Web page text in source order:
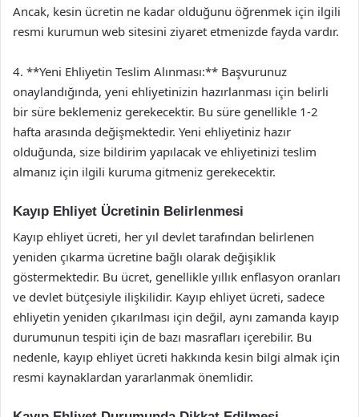
Ancak, kesin ücretin ne kadar olduğunu öğrenmek için ilgili
resmi kurumun web sitesini ziyaret etmenizde fayda vardır.
4. **Yeni Ehliyetin Teslim Alınması:** Başvurunuz
onaylandığında, yeni ehliyetinizin hazırlanması için belirli
bir süre beklemeniz gerekecektir. Bu süre genellikle 1-2
hafta arasında değişmektedir. Yeni ehliyetiniz hazır
olduğunda, size bildirim yapılacak ve ehliyetinizi teslim
almanız için ilgili kuruma gitmeniz gerekecektir.
Kayıp Ehliyet Ücretinin Belirlenmesi
Kayıp ehliyet ücreti, her yıl devlet tarafından belirlenen
yeniden çıkarma ücretine bağlı olarak değişiklik
göstermektedir. Bu ücret, genellikle yıllık enflasyon oranları
ve devlet bütçesiyle ilişkilidir. Kayıp ehliyet ücreti, sadece
ehliyetin yeniden çıkarılması için değil, aynı zamanda kayıp
durumunun tespiti için de bazı masrafları içerebilir. Bu
nedenle, kayıp ehliyet ücreti hakkında kesin bilgi almak için
resmi kaynaklardan yararlanmak önemlidir.